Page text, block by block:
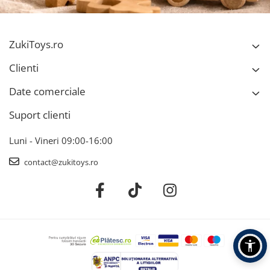
ZukiToys.ro
Clienti
Date comerciale
Suport clienti
Luni - Vineri 09:00-16:00
contact@zukitoys.ro